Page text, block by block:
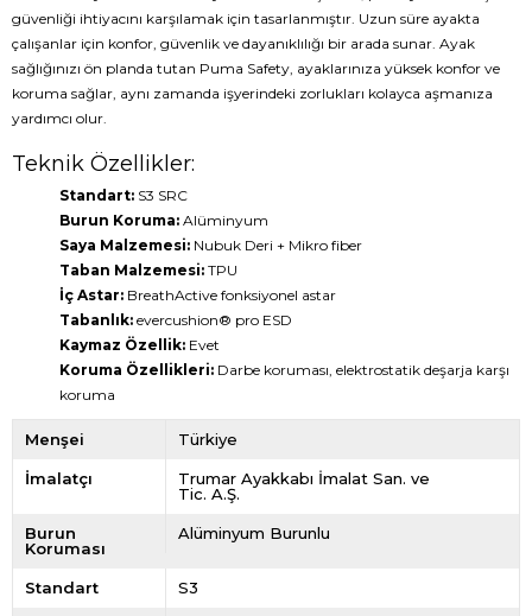
güvenliği ihtiyacını karşılamak için tasarlanmıştır. Uzun süre ayakta
çalışanlar için konfor, güvenlik ve dayanıklılığı bir arada sunar. Ayak
sağlığınızı ön planda tutan Puma Safety, ayaklarınıza yüksek konfor ve
koruma sağlar, aynı zamanda işyerindeki zorlukları kolayca aşmanıza
yardımcı olur.
Teknik Özellikler:
Standart: S3 SRC
Burun Koruma: Alüminyum
Saya Malzemesi: Nubuk Deri + Mikro fiber
Taban Malzemesi: TPU
İç Astar: BreathActive fonksiyonel astar
Tabanlık: evercushion® pro ESD
Kaymaz Özellik: Evet
Koruma Özellikleri: Darbe koruması, elektrostatik deşarja karşı
koruma
Menşei Türkiye
İmalatçı
Trumar Ayakkabı İmalat San. ve
Tic. A.Ş.
Burun
Koruması
Alüminyum Burunlu
Standart S3